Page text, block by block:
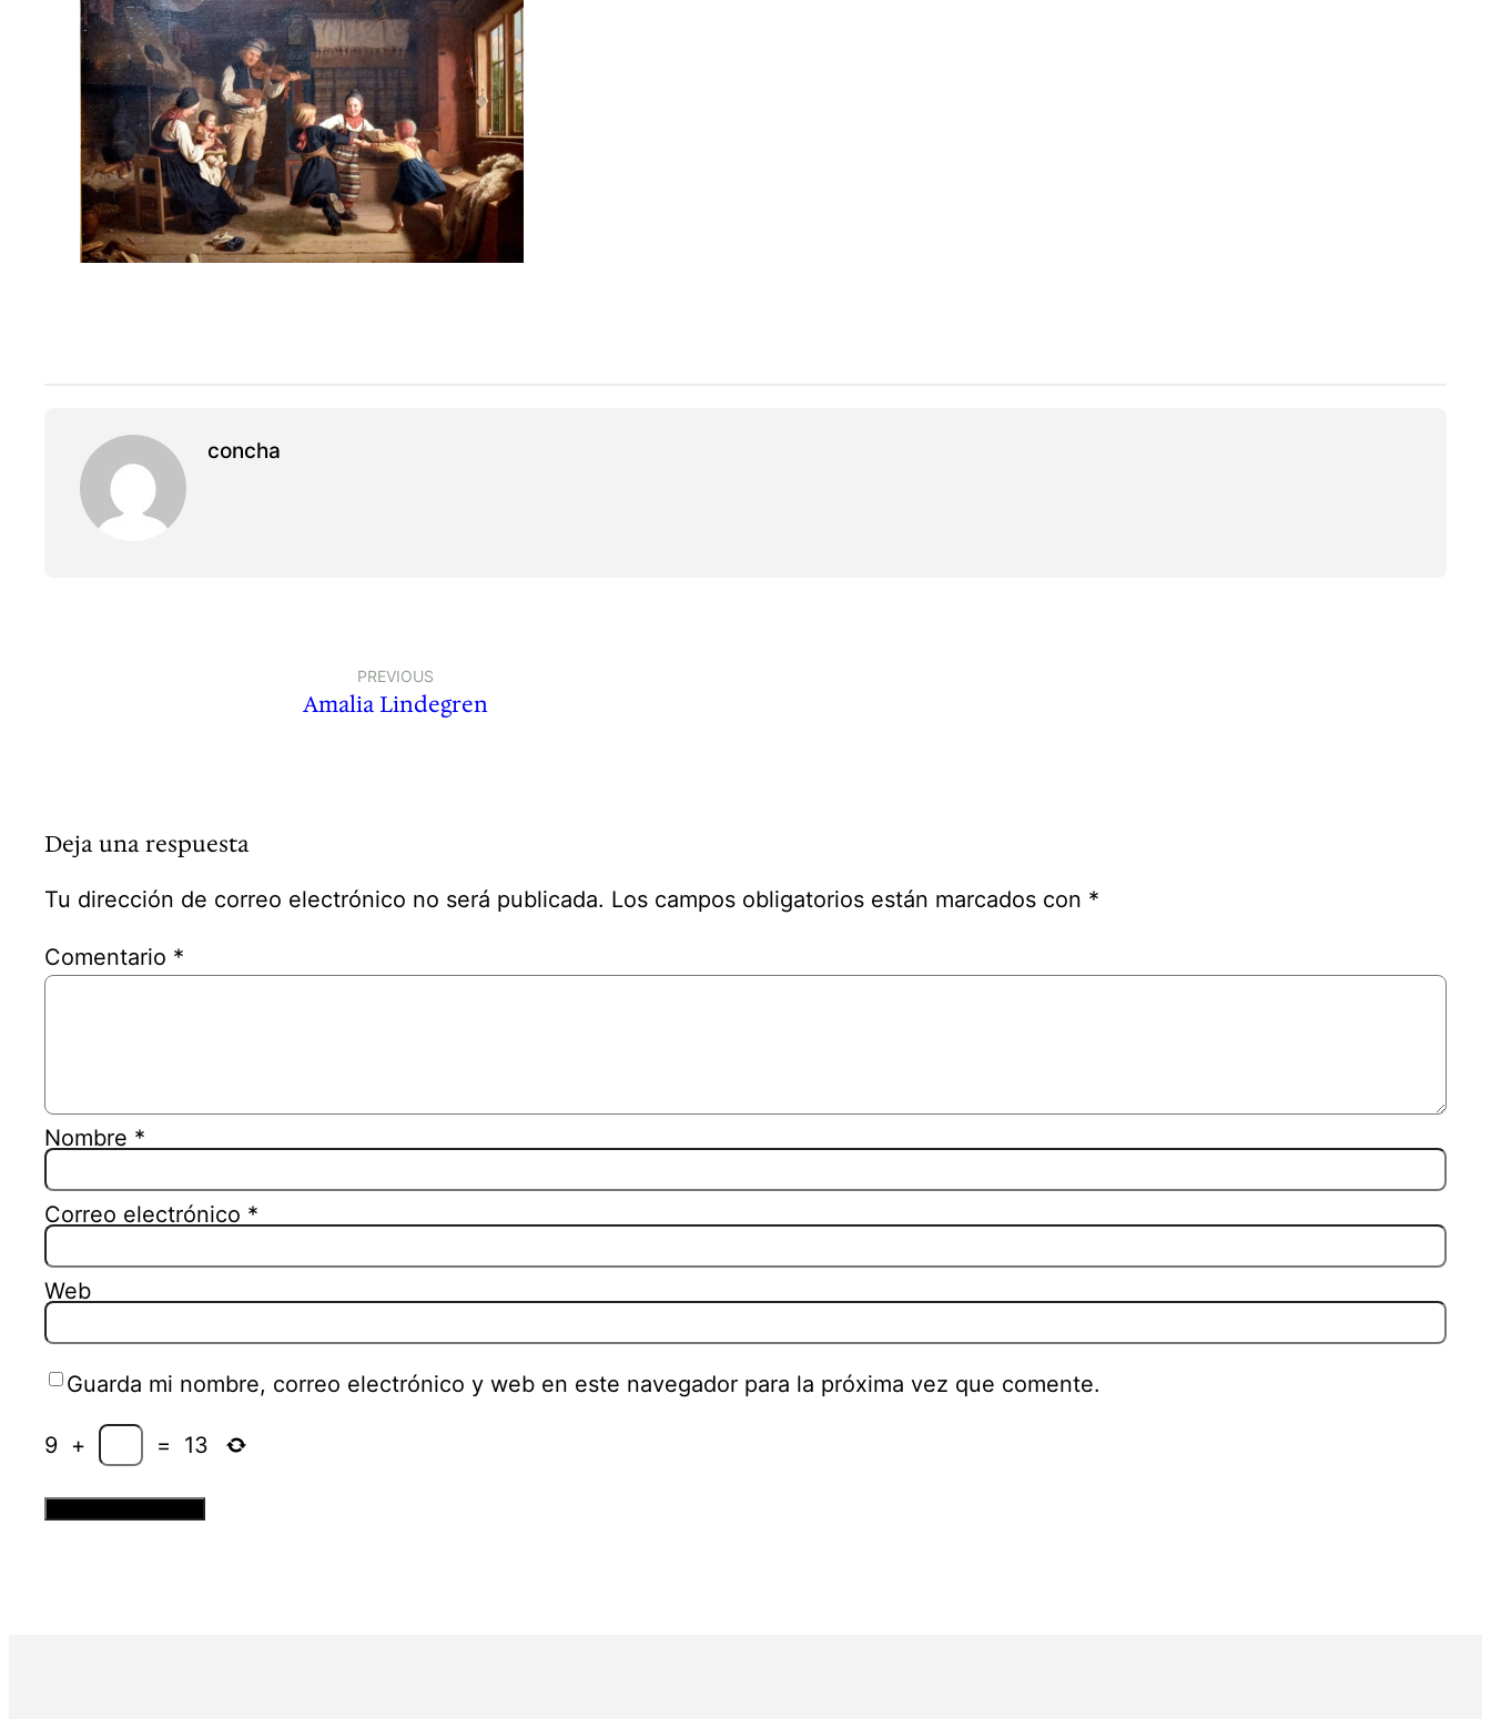
concha
PREVIOUS
Amalia Lindegren
Deja una respuesta
Tu dirección de correo electrónico no será publicada. Los campos obligatorios están marcados con *
Comentario *
Nombre *
Correo electrónico *
Web
Guarda mi nombre, correo electrónico y web en este navegador para la próxima vez que comente.
9 + = 13